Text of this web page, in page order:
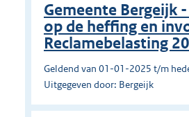
Gemeente Bergeijk
op de heffing en
Reclamebelasting
Geldend van 01-01-2025 t/m
Uitgegeven door: Bergeijk